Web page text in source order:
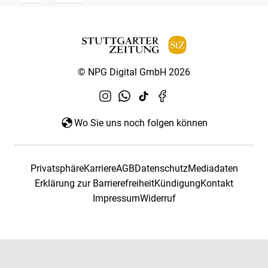
© NPG Digital GmbH 2026
Wo Sie uns noch folgen können
PrivatsphäreKarriereAGBDatenschutzMediadaten
Erklärung zur BarrierefreiheitKündigungKontakt
ImpressumWiderruf